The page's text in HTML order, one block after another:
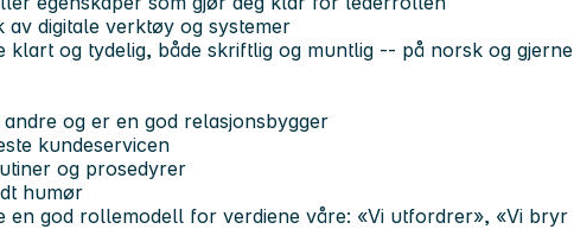
av digitale verktøy og systemer
klart og tydelig, både skriftlig og muntlig -- på norsk og gjerne
og er en god relasjonsbygger
kundeservicen
og prosedyrer
humør
en god rollemodell for verdiene våre: «Vi utfordrer», «Vi bryr